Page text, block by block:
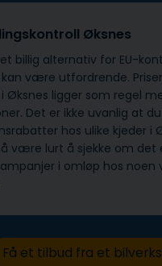
Øksnes
billig alternativ for EU-
være utfordrende.
Øksnes ligger som regel
Det er ikke uvanlig at
hos ulike kjeder i
være lurt å sjekke om det
i omløp hos noen
Få et tilbud fra et